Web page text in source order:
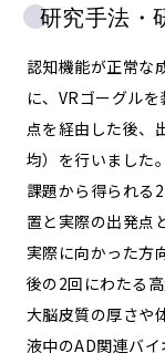
研究手法・
認知機能が正常な
に、VRゴーグル
点を経由した後、
均）を行いました。
課題から得られる
置と実際の出発点
実際に向かった方
後の2回にわたる
大脳皮質の厚さや
液中のAD関連バイ